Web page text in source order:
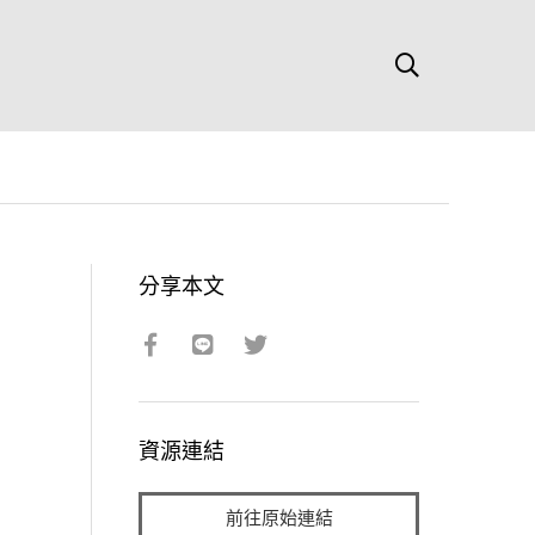
分享本文
資源連結
前往原始連結